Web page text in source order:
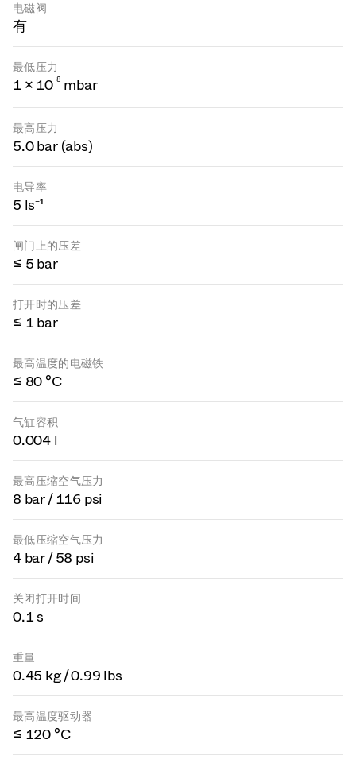
电磁阀
有
最低压力
1 × 10-8 mbar
最高压力
5.0 bar (abs)
电导率
5 ls⁻¹
闸门上的压差
≤ 5 bar
打开时的压差
≤ 1 bar
最高温度的电磁铁
≤ 80 °C
气缸容积
0.004 l
最高压缩空气压力
8 bar / 116 psi
最低压缩空气压力
4 bar / 58 psi
关闭打开时间
0.1 s
重量
0.45 kg / 0.99 lbs
最高温度驱动器
≤ 120 °C